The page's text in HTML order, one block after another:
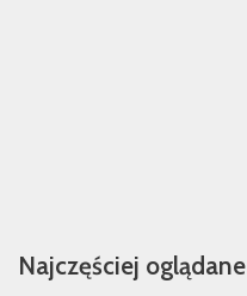
Najczęściej oglądane